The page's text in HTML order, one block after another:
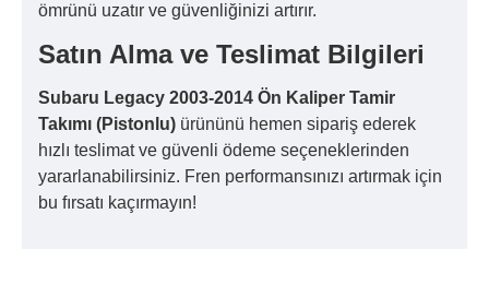
ömrünü uzatır ve güvenliğinizi artırır.
Satın Alma ve Teslimat Bilgileri
Subaru Legacy 2003-2014 Ön Kaliper Tamir
Takımı (Pistonlu) ürününü hemen sipariş ederek
hızlı teslimat ve güvenli ödeme seçeneklerinden
yararlanabilirsiniz. Fren performansınızı artırmak için
bu fırsatı kaçırmayın!